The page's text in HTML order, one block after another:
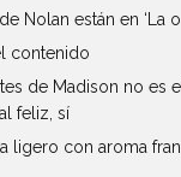
Nolan están en ‘La
contenido
de Madison no es
feliz, sí
ligero con aroma